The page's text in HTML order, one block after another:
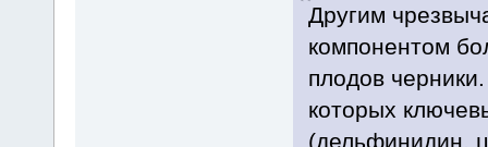
Другим
компонентом
плодов
которых
(дельфинидин,